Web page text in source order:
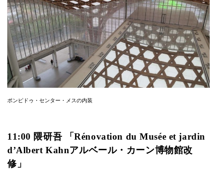
ポンピドゥ・センター・メスの内装
11:00 隈研吾 「Rénovation du Musée et jardin
d’Albert Kahnアルベール・カーン博物館改
修」